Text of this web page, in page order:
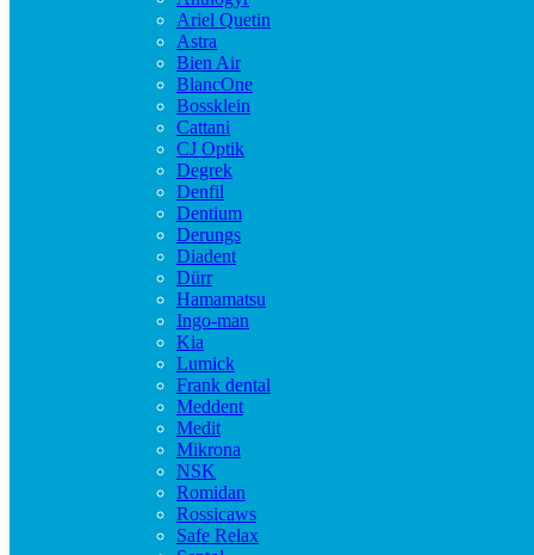
Ariel Quetin
Astra
Bien Air
BlancOne
Bossklein
Cattani
CJ Optik
Degrek
Denfil
Dentium
Derungs
Diadent
Dürr
Hamamatsu
Ingo-man
Kia
Lumick
Frank dental
Meddent
Medit
Mikrona
NSK
Romidan
Rossicaws
Safe Relax